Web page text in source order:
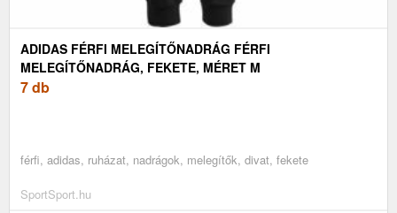
ADIDAS FÉRFI MELEGÍTŐNADRÁG FÉRFI
MELEGÍTŐNADRÁG, FEKETE, MÉRET M
7 db
férfi, adidas, ruházat, nadrágok, melegítők, divat, fekete
SportSport.hu